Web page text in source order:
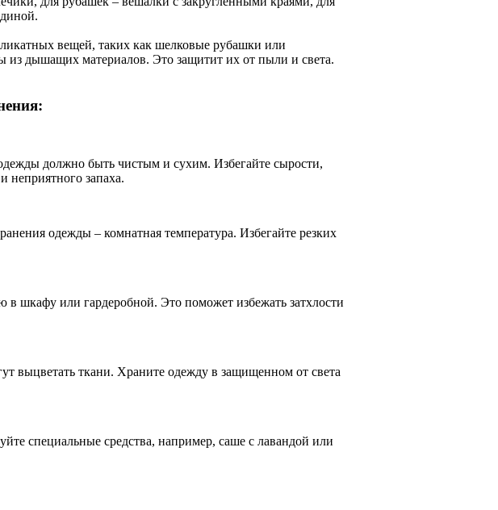
вещей, таких как шелковые рубашки или
из дышащих материалов. Это защитит их от пыли и света.
должно быть чистым и сухим. Избегайте сырости,
неприятного запаха.
одежды – комнатная температура. Избегайте резких
шкафу или гардеробной. Это поможет избежать затхлости
выцветать ткани. Храните одежду в защищенном от света
специальные средства, например, саше с лавандой или